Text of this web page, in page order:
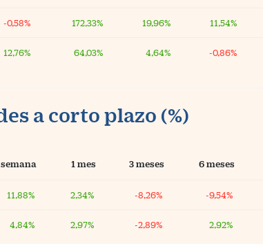
-0,58% 172,33% 19,96% 11,54%
12,76% 64,03% 4,64% -0,86%
a corto plazo (%)
semana 1 mes 3 meses 6 meses
11,88% 2,34% -8,26% -9,54%
4,84% 2,97% -2,89% 2,92%